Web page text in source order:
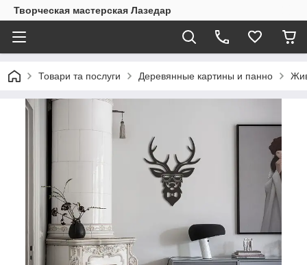
Творческая мастерская Лазедар
Товари та послуги Деревянные картины и панно